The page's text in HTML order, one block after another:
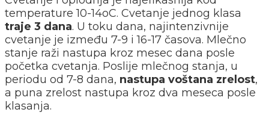
temperature 10-14oC. Cvetanje jednog klasa
traje 3 dana. U toku dana, najintenzivnije
cvetanje je između 7-9 i 16-17 časova. Mlečno
stanje raži nastupa kroz mesec dana posle
početka cvetanja. Poslije mlečnog stanja, u
periodu od 7-8 dana, nastupa voštana zrelost,
a puna zrelost nastupa kroz dva meseca posle
klasanja.